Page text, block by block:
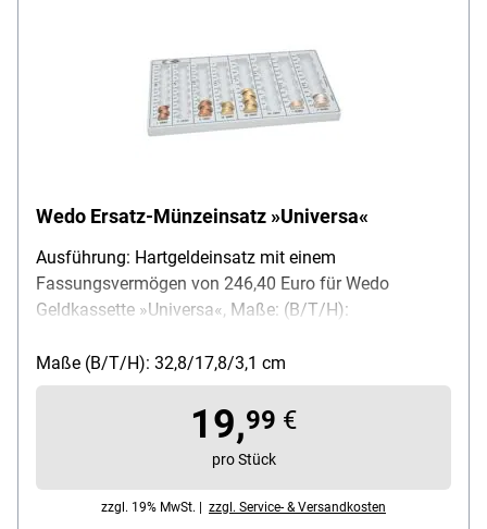
Wedo Ersatz-Münzeinsatz »Universa«
Ausführung: Hartgeldeinsatz mit einem
Fassungsvermögen von 246,40 Euro für Wedo
Geldkassette »Universa«, Maße: (B/T/H):
Maße (B/T/H): 32,8/17,8/3,1 cm
19,99 €
pro Stück
zzgl. 19% MwSt. | zzgl. Service- & Versandkosten